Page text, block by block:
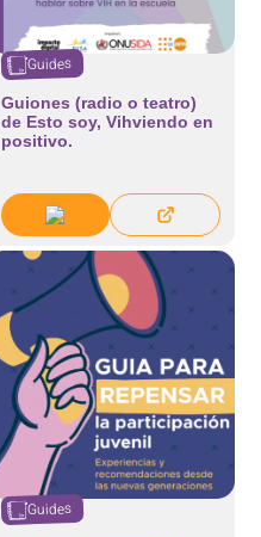
Guides
Guiones (radio o teatro)
de Esto soy, Vihviendo en
positivo.
Guides